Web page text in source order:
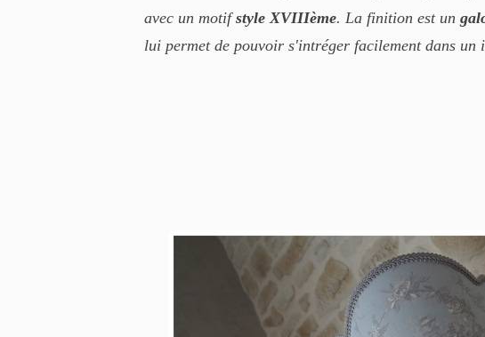
avec un motifstyle XVIIIème. La finition est un
lui permet de pouvoir s'intréger facilement dans un